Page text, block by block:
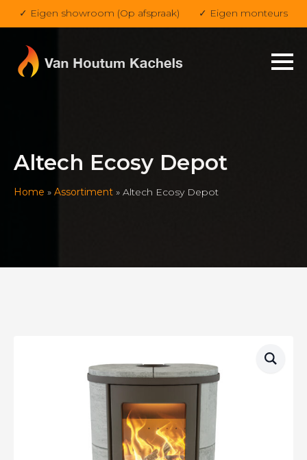
✓ Eigen showroom (Op afspraak) ✓ Eigen monteurs
Altech Ecosy Depot
Home » Assortiment » Altech Ecosy Depot